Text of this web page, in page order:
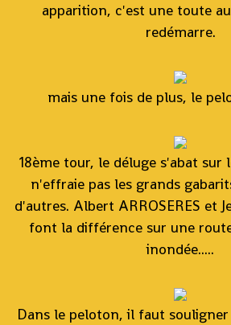
apparition, c'est une toute
redémarre.
mais une fois de plus, le
18ème tour, le déluge s'abat sur
n'effraie pas les grands
d'autres. Albert ARROSERES et
font la différence sur une
inondée.....
Dans le peloton, il faut